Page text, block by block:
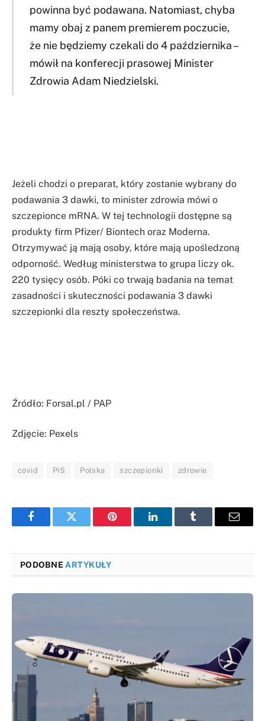
powinna być podawana. Natomiast, chyba
mamy obaj z panem premierem poczucie,
że nie będziemy czekali do 4 października –
mówił na konferecji prasowej Minister
Zdrowia Adam Niedzielski.
Jeżeli chodzi o preparat, który zostanie wybrany do
podawania 3 dawki, to minister zdrowia mówi o
szczepionce mRNA. W tej technologii dostępne są
produkty firm Pfizer/ Biontech oraz Moderna.
Otrzymywać ją mają osoby, które mają upośledzoną
odporność. Według ministerstwa to grupa liczy ok.
220 tysięcy osób. Póki co trwają badania na temat
zasadności i skuteczności podawania 3 dawki
szczepionki dla reszty społeczeństwa.
Źródło: Forsal.pl / PAP
Zdjęcie: Pexels
covid PiS Polska szczepionki zdrowie
FacebookTwitter Pinterest LinkedInTumblr Email
PODOBNEARTYKUŁY